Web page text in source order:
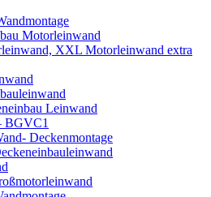
Motorleinwand
XXL Motorleinwand extra
Leinwand
BGVC1
Deckenmontage